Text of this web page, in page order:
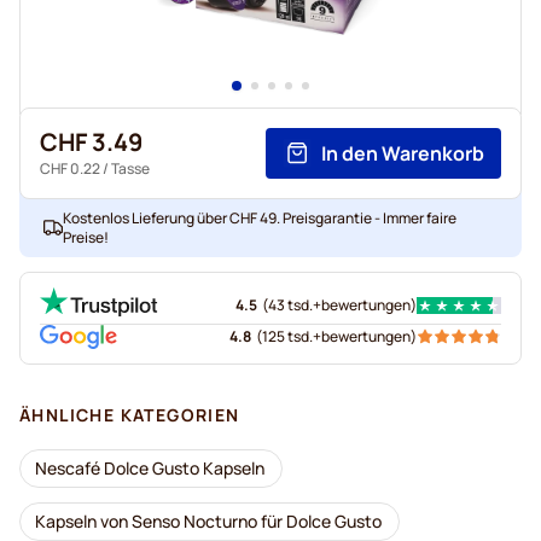
CHF 3.49
CHF 0.22/ Tasse
In den Warenkorb
Kostenlos Lieferung über CHF 49. Preisgarantie - Immer faire
Preise!
4.5 (43 tsd.+bewertungen)
4.8 (125 tsd.+bewertungen)
ÄHNLICHE KATEGORIEN
Nescafé Dolce Gusto Kapseln
Kapseln von Senso Nocturno für Dolce Gusto